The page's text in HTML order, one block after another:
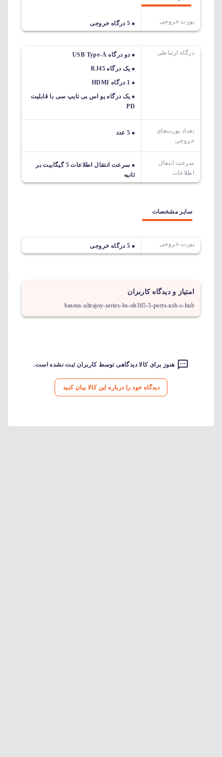
پورت خروجی 5 درگاه خروجی
درگاه ارتباطی
دو درگاه USB Type-A
یک درگاه RJ45
1 درگاه HDMI
یک درگاه یو اس بی تایپ سی با قابلیت
PD
تعداد پورت‌های
خروجی
5 عدد
سرعت انتقال
اطلاعات
سرعت انتقال اطلاعات 5 گیگابیت بر
ثانیه
سایر مشخصات
پورت خروجی 5 درگاه خروجی
امتیاز و دیدگاه کاربران
baseus-ultrajoy-series-bs-oh165-5-ports-usb-c-hub
هنوز برای کالا دیدگاهی توسط کاربران ثبت نشده است.
دیدگاه خود را درباره این کالا بیان کنید